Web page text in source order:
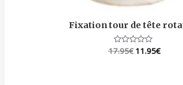
Fixation tour de tête
Note
17.95€ 11.95€